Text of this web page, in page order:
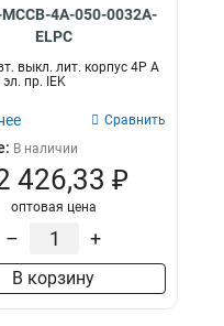
MCCB-4A-050-0032A-
ELPC
выкл. лит. корпус 4P A
пр. IEK
Сравнить
В наличии
426,33 ₽
оптовая цена
– +
В корзину